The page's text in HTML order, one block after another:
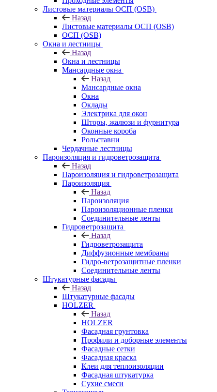
Листовые материалы ОСП (OSB)
Назад
Листовые материалы ОСП (OSB)
ОСП (OSB)
Окна и лестницы
Назад
Окна и лестницы
Мансардные окна
Назад
Мансардные окна
Окна
Оклады
Электрика для окон
Шторы, жалюзи и фурнитура
Оконные короба
Рольставни
Чердачные лестницы
Пароизоляция и гидроветрозащита
Назад
Пароизоляция и гидроветрозащита
Пароизоляция
Назад
Пароизоляция
Пароизоляционные пленки
Соединительные ленты
Гидроветрозащита
Назад
Гидроветрозащита
Диффузионные мембраны
Гидро-ветрозащитные пленки
Соединительные ленты
Штукатурные фасады
Назад
Штукатурные фасады
HOLZER
Назад
HOLZER
Фасадная грунтовка
Профили и доборные элементы
Фасадные сетки
Фасадная краска
Клеи для теплоизоляции
Фасадная штукатурка
Сухие смеси